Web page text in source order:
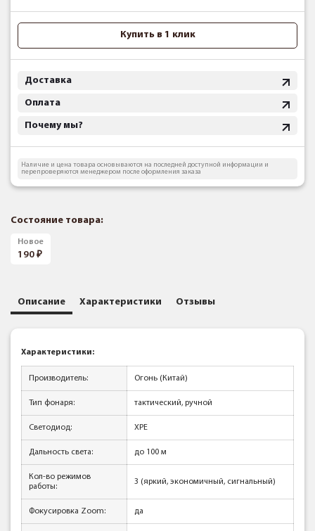
Купить в 1 клик
Доставка
Оплата
Почему мы?
Наличие и цена товара основываются на последней доступной информации и
перепроверяются менеджером после оформления заказа
Состояние товара:
Новое
190
Описание Характеристики Отзывы
Характеристики:
Производитель: Огонь (Китай)
Тип фонаря: тактический, ручной
Светодиод: XPE
Дальность света: до 100 м
Кол-во режимов
работы:
3 (яркий, экономичный, сигнальный)
Фокусировка Zoom: да